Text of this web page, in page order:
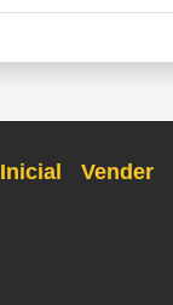
Inicial Vender